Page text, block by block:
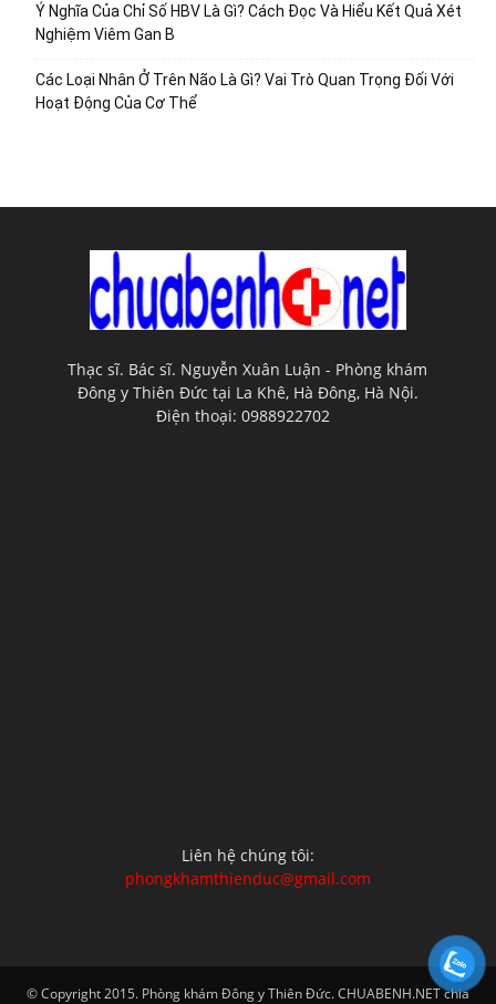
Ý Nghĩa Của Chỉ Số HBV Là Gì? Cách Đọc Và Hiểu Kết Quả Xét
Nghiệm Viêm Gan B
Các Loại Nhân Ở Trên Não Là Gì? Vai Trò Quan Trọng Đối Với
Hoạt Động Của Cơ Thể
Thạc sĩ. Bác sĩ. Nguyễn Xuân Luận - Phòng khám
Đông y Thiên Đức tại La Khê, Hà Đông, Hà Nội.
Điện thoại: 0988922702
Liên hệ chúng tôi:
phongkhamthienduc@gmail.com
© Copyright 2015. Phòng khám Đông y Thiên Đức. CHUABENH.NET chia